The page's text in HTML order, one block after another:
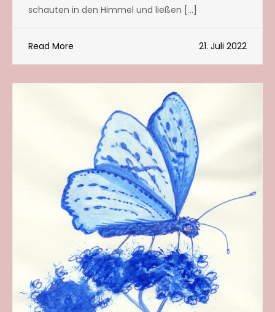
schauten in den Himmel und ließen […]
Read More 21. Juli 2022